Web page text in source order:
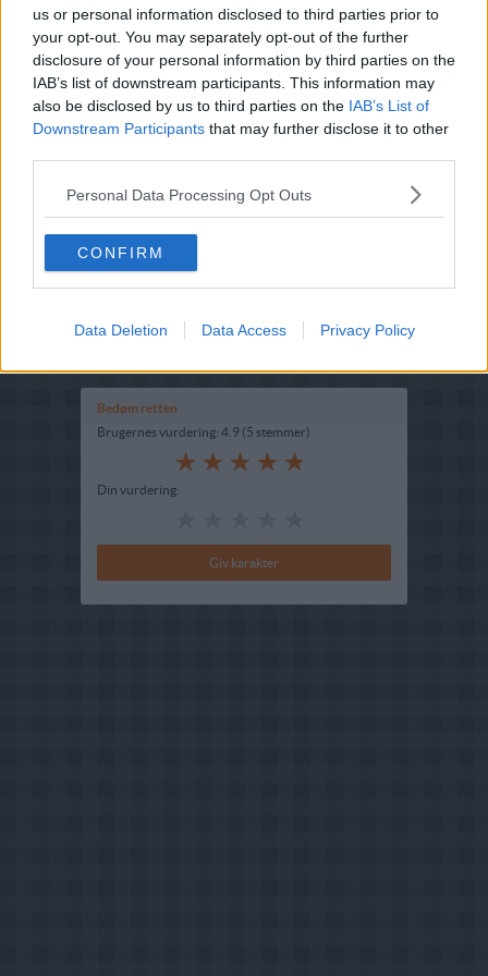
us or personal information disclosed to third parties prior to
your opt-out. You may separately opt-out of the further
disclosure of your personal information by third parties on the
IAB’s list of downstream participants. This information may
also be disclosed by us to third parties on the IAB’s List of
Downstream Participants that may further disclose it to other
Personal Data Processing Opt Outs
CONFIRM
Data Deletion Data Access Privacy Policy
Opskriftsinfo
Ret :Diverse Tilbehør-Diverse Tilbehør
Hovedingrediens :
Indsendt af : squiks
Indsendt : 2008-02-22
Bedøm retten
Brugernes vurdering: 4.9 (5 stemmer)
Din vurdering: